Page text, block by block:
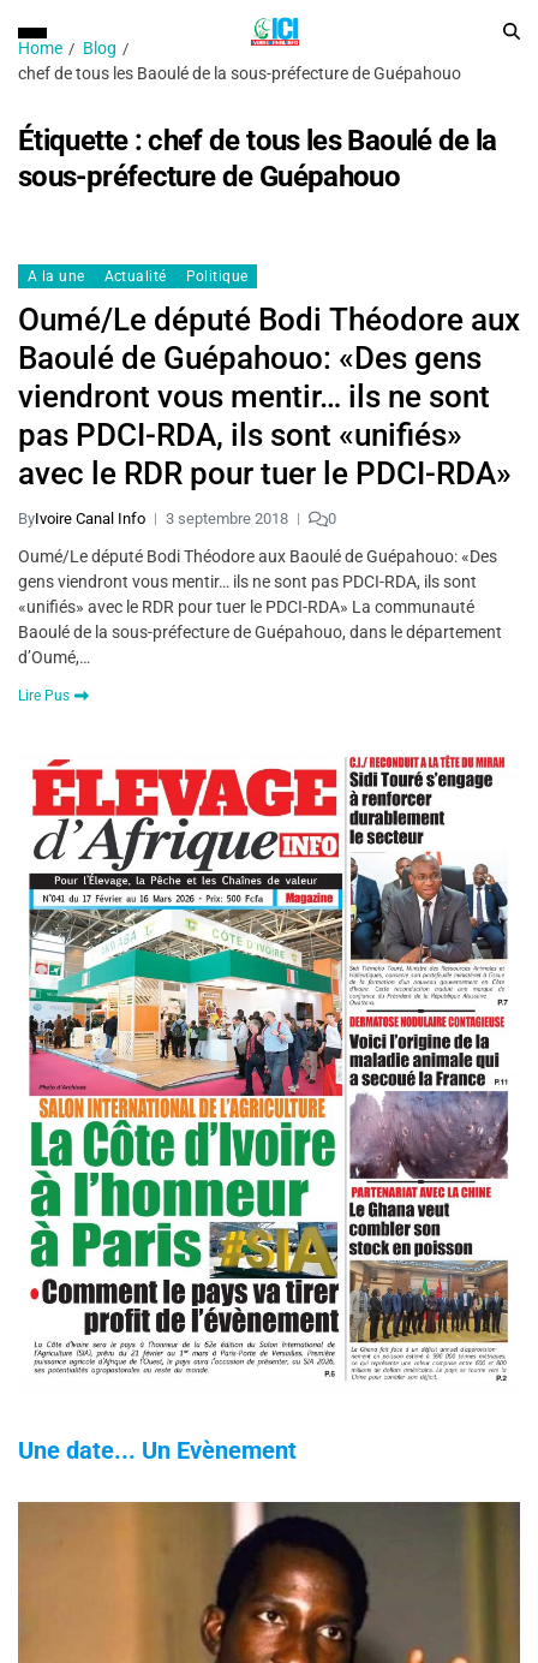
Home
Blog
chef de tous les Baoulé de la sous-préfecture de Guépahouo
Étiquette :chef de tous les Baoulé de la
sous-préfecture de Guépahouo
A la une Actualité Politique
Oumé/Le député Bodi Théodore aux
Baoulé de Guépahouo: «Des gens
viendront vous mentir… ils ne sont
pas PDCI-RDA, ils sont «unifiés»
avec le RDR pour tuer le PDCI-RDA»
ByIvoire Canal Info 3 septembre 2018 0
Oumé/Le député Bodi Théodore aux Baoulé de Guépahouo: «Des
gens viendront vous mentir… ils ne sont pas PDCI-RDA, ils sont
«unifiés» avec le RDR pour tuer le PDCI-RDA» La communauté
Baoulé de la sous-préfecture de Guépahouo, dans le département
d’Oumé,…
Lire Pus
Une date... Un Evènement